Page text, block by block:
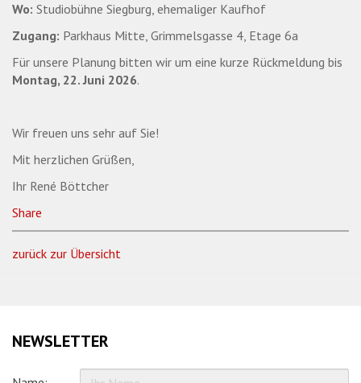
Wo: Studiobühne Siegburg, ehemaliger Kaufhof
Zugang: Parkhaus Mitte, Grimmelsgasse 4, Etage 6a
Für unsere Planung bitten wir um eine kurze Rückmeldung bis
Montag, 22. Juni 2026.
Wir freuen uns sehr auf Sie!
Mit herzlichen Grüßen,
Ihr René Böttcher
Share
zurück zur Übersicht
NEWSLETTER